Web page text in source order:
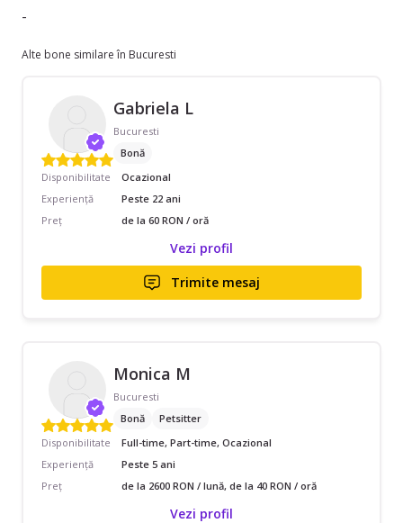
-
Alte bone similare în Bucuresti
Gabriela L
Bucuresti
Bonă
Disponibilitate
Ocazional
Experiență
Peste 22 ani
Preț
de la 60 RON / oră
Vezi profil
Trimite mesaj
Monica M
Bucuresti
Bonă
Petsitter
Disponibilitate
Full-time, Part-time, Ocazional
Experiență
Peste 5 ani
Preț
de la 2600 RON / lună, de la 40 RON / oră
Vezi profil